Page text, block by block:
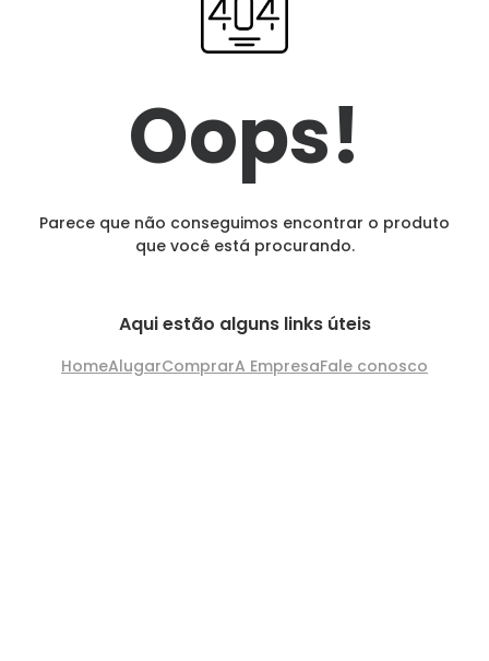
Oops!
Parece que não conseguimos encontrar o produto
que você está procurando.
Aqui estão alguns links úteis
HomeAlugarComprarA EmpresaFale conosco